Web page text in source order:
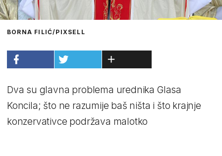
BORNA FILIĆ/PIXSELL
Dva su glavna problema urednika Glasa
Koncila; što ne razumije baš ništa i što krajnje
konzervativce podržava malotko